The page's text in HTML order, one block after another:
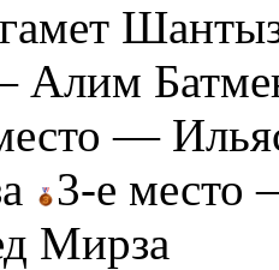
Алим
—
3-е
Мирза